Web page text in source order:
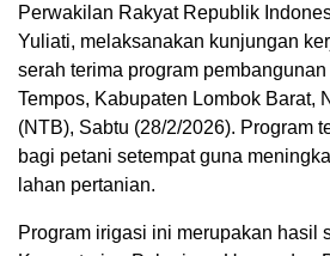
Perwakilan Rakyat Republik
Yuliati, melaksanakan kunjungan
serah terima program
Tempos, Kabupaten Lombok Barat,
(NTB), Sabtu (28/2/2026). Program
bagi petani setempat guna
lahan pertanian.
Program irigasi ini merupakan hasil